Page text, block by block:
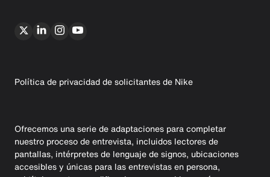
Política de privacidad de solicitantes de Nike
Ofrecemos una serie de adaptaciones para completar
nuestro proceso de entrevista, incluidos lectores de
pantallas, intérpretes de lenguaje de signos, ubicaciones
accesibles y únicas para las entrevistas en persona,